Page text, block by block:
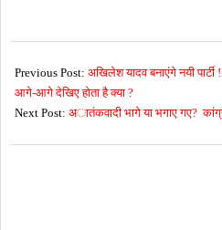
10-
31
Previous Post: अखिलेश यादव बनाएंगे नयी
आगे-आगे देखिए होता है क्या ?
Next Post: अातंकवादी भागे या भगाए गए?